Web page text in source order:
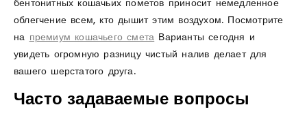
облегчение всем, кто дышит этим воздухом. Посмотрите
на премиум кошачьего смета Варианты сегодня и
увидеть огромную разницу чистый налив делает для
вашего шерстатого друга.
Часто задаваемые вопросы